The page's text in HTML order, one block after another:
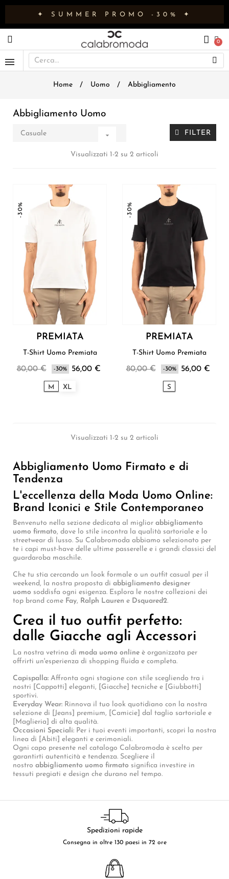
✦ SUMMER PROMO -30% ✦
Home Uomo Abbigliamento
Abbigliamento Uomo
Casuale  FILTER
Visualizzati 1-2 su 2 articoli
-30%
PREMIATA
T-Shirt Uomo Premiata
80,00 € -30% 56,00 €
M XL
-30%
PREMIATA
T-Shirt Uomo Premiata
80,00 € -30% 56,00 €
S
Visualizzati 1-2 su 2 articoli
Abbigliamento Uomo Firmato e di
Tendenza
L'eccellenza della Moda Uomo Online:
Brand Iconici e Stile Contemporaneo
Benvenuto nella sezione dedicata al miglior abbigliamento
uomo firmato, dove lo stile incontra la qualità sartoriale e lo
streetwear di lusso. Su Calabromoda abbiamo selezionato per
te i capi must-have delle ultime passerelle e i grandi classici del
guardaroba maschile.
Che tu stia cercando un look formale o un outfit casual per il
weekend, la nostra proposta di abbigliamento designer
uomo soddisfa ogni esigenza. Esplora le nostre collezioni dei
top brand come Fay, Ralph Lauren e Dsquared2.
Crea il tuo outfit perfetto:
dalle Giacche agli Accessori
La nostra vetrina di moda uomo online è organizzata per
offrirti un'esperienza di shopping fluida e completa.
Capispalla: Affronta ogni stagione con stile scegliendo tra i
nostri [Cappotti] eleganti, [Giacche] tecniche e [Giubbotti]
sportivi.
Everyday Wear: Rinnova il tuo look quotidiano con la nostra
selezione di [Jeans] premium, [Camicie] dal taglio sartoriale e
[Maglieria] di alta qualità.
Occasioni Speciali: Per i tuoi eventi importanti, scopri la nostra
linea di [Abiti] eleganti e cerimoniali.
Ogni capo presente nel catalogo Calabromoda è scelto per
garantirti autenticità e tendenza. Scegliere il
nostro abbigliamento uomo firmato significa investire in
tessuti pregiati e design che durano nel tempo.
Spedizioni rapide
Consegna in oltre 130 paesi in 72 ore